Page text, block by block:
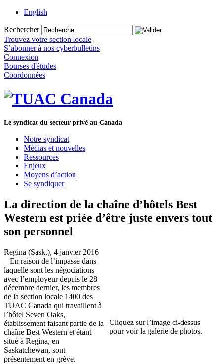
English
Rechercher
Trouvez votre section locale
S’abonner à nos cyberbulletins
Connexion
Bourses d'études
Coordonnées
Le syndicat du secteur privé au Canada
Notre syndicat
Médias et nouvelles
Ressources
Enjeux
Moyens d’action
Se syndiquer
La direction de la chaîne d’hôtels Best
Western est priée d’être juste envers tout
son personnel
Cliquez sur l’image ci-dessus
pour voir la galerie de photos.
Regina (Sask.), 4 janvier 2016
– En raison de l’impasse dans
laquelle sont les négociations
avec l’employeur depuis le 28
décembre dernier, les membres
de la section locale 1400 des
TUAC Canada qui travaillent à
l’hôtel Seven Oaks,
établissement faisant partie de la
chaîne Best Western et étant
situé à Regina, en
Saskatchewan, sont
présentement en grève.